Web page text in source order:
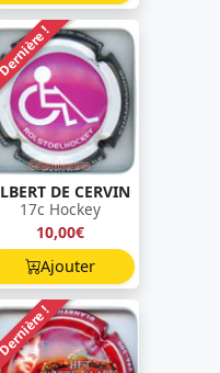
!
DE CERVIN
17c Hockey
10,00€
Ajouter
!